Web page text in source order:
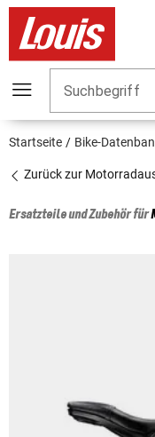
Suchbegriff
Startseite Bike-
Zurück zur
Ersatzteile und Zubehör für